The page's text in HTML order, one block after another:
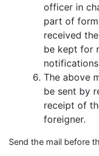
offi­cer in
part of
received
be kept for
The above
be sent by
receipt of
foreigner.
Send the mail before